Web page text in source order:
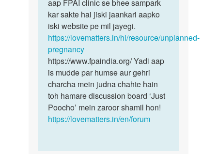
Ajay
Kumar
Ram
aap FPAI clinic se bhee sampark
kar sakte hai jiski jaankari aapko
iski website pe mil jayegi.
https://lovematters.in/hi/resource/unplanned-
pregnancy
https://www.fpaindia.org/ Yadi aap
is mudde par humse aur gehri
charcha mein judna chahte hain
toh hamare discussion board ‘Just
Poocho’ mein zaroor shamil hon!
https://lovematters.in/en/forum